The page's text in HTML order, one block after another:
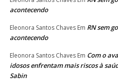
acontecendo
Eleonora Santos Chaves Em RN sem
acontecendo
Eleonora Santos Chaves Em Com o
idosos enfrentam mais riscos à
Sabin